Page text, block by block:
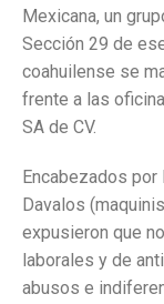
Mexicana, un
Sección 29 de
coahuilense se
frente a las
SA de CV.
Encabezados por
Davalos
expusieron que
laborales y de
abusos e